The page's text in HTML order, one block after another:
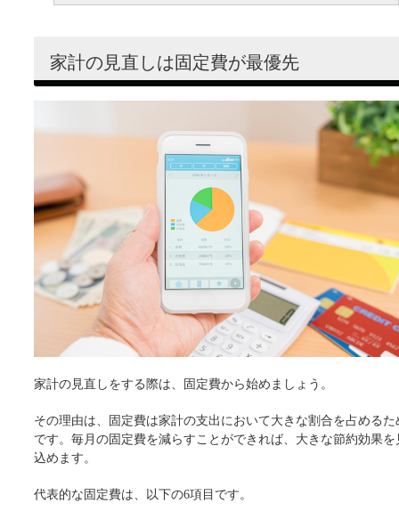
家計の見直しは固定費が最優先
家計の見直しをする際は、固定費から始めましょう。
その理由は、固定費は家計の支出において大きな割合を占めるた
です。毎月の固定費を減らすことができれば、大きな節約効果を
込めます。
代表的な固定費は、以下の6項目です。